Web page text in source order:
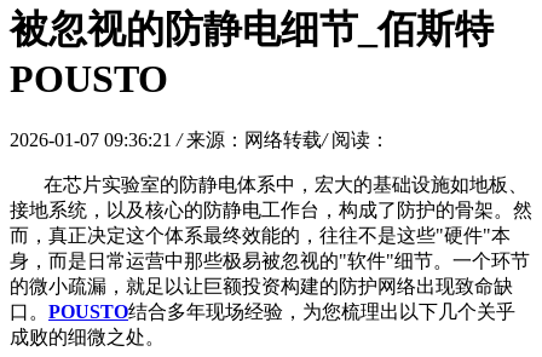
被忽视的防静电细节_佰斯特
POUSTO
2026-01-07 09:36:21 / 来源：网络转载/ 阅读：
在芯片实验室的防静电体系中，宏大的基础设施如地板、
接地系统，以及核心的防静电工作台，构成了防护的骨架。然
而，真正决定这个体系最终效能的，往往不是这些"硬件"本
身，而是日常运营中那些极易被忽视的"软件"细节。一个环节
的微小疏漏，就足以让巨额投资构建的防护网络出现致命缺
口。 POUSTO结合多年现场经验，为您梳理出以下几个关乎
成败的细微之处。